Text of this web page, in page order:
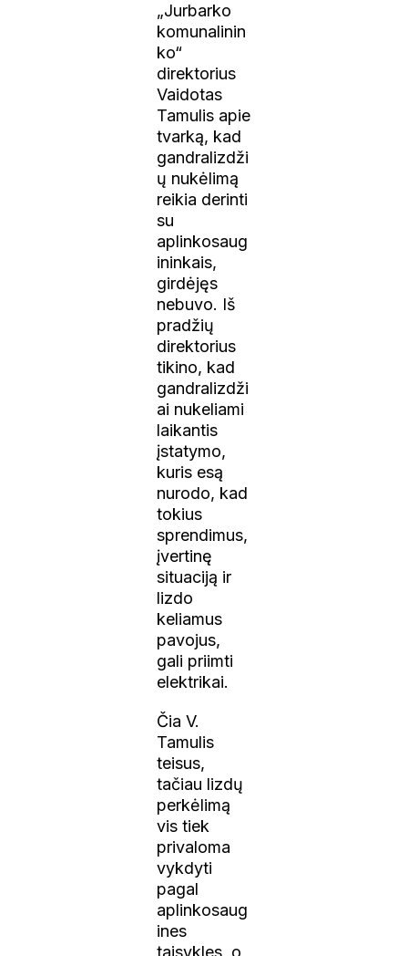
„Jurbarko
komunalinin
ko“
direktorius
Vaidotas
Tamulis apie
tvarką, kad
gandralizdži
ų nukėlimą
reikia derinti
su
aplinkosaug
ininkais,
girdėjęs
nebuvo. Iš
pradžių
direktorius
tikino, kad
gandralizdži
ai nukeliami
laikantis
įstatymo,
kuris esą
nurodo, kad
tokius
sprendimus,
įvertinę
situaciją ir
lizdo
keliamus
pavojus,
gali priimti
elektrikai.
Čia V.
Tamulis
teisus,
tačiau lizdų
perkėlimą
vis tiek
privaloma
vykdyti
pagal
aplinkosaug
ines
taisykles, o